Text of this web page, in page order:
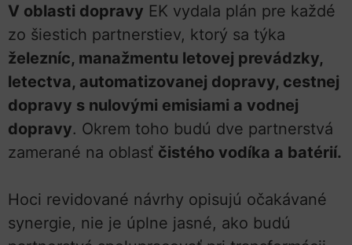
V oblasti dopravy EK vydala plán pre každé
zo šiestich partnerstiev, ktorý sa týka
železníc, manažmentu letovej prevádzky,
letectva, automatizovanej dopravy, cestnej
dopravy s nulovými emisiami a vodnej
dopravy. Okrem toho budú dve partnerstvá
zamerané na oblasť čistého vodíka a batérií.
Hoci revidované návrhy opisujú očakávané
synergie, nie je úplne jasné, ako budú